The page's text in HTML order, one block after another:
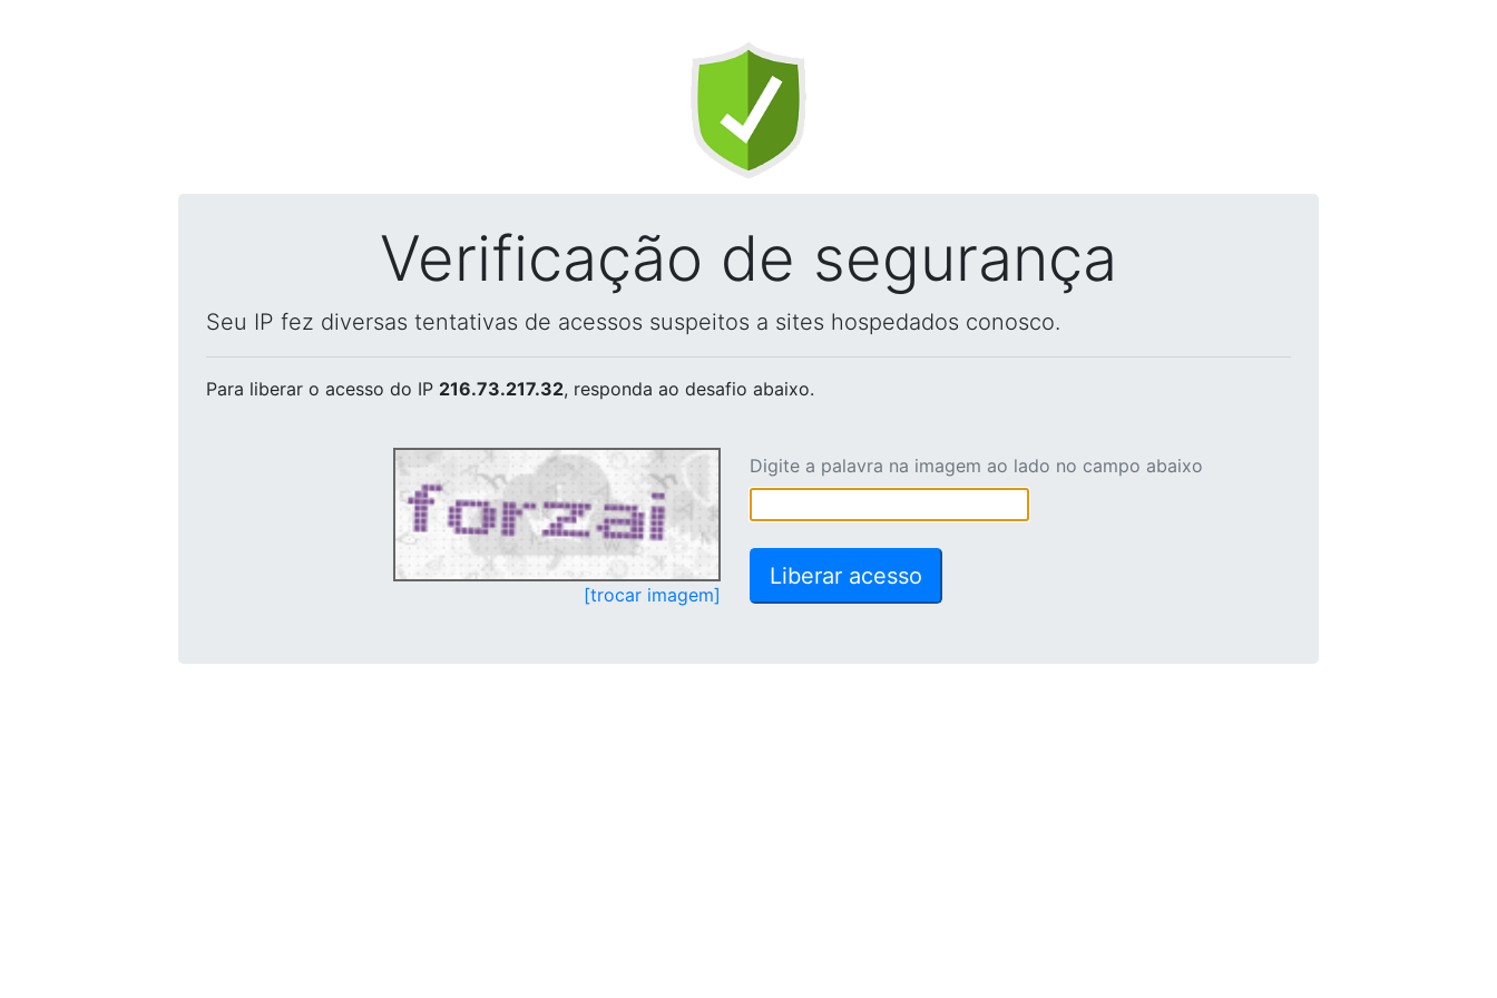
Verificação de segurança
Seu IP fez diversas tentativas de acessos suspeitos a sites hospedados conosco.
Para liberar o acesso do IP 216.73.217.32, responda ao desafio abaixo.
[trocar imagem]
Digite a palavra na imagem ao lado no campo abaixo